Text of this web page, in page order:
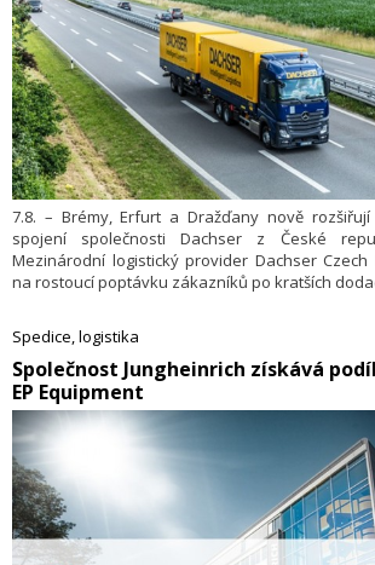
7.8. – Brémy, Erfurt a Dražďany nově
spojení společnosti Dachser z České
Mezinárodní logistický provider Dachser
na rostoucí poptávku zákazníků po kratších
i pravidelné linky sběrné služby do svého
Überherrnu poblíž francouzských hranic.
Republic každý den vypravuje na tento
25 přímých linek.
Spedice, logistika
​Společnost Jungheinrich získává
EP Equipment